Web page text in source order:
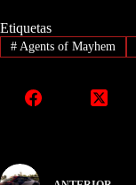
Etiquetas
#Agents of Mayhem